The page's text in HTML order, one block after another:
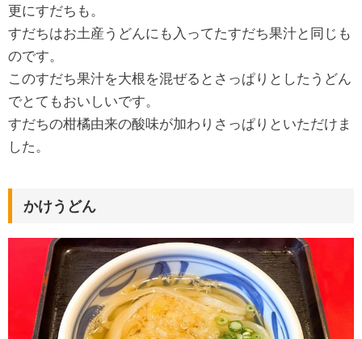
更にすだちも。
すだちはお土産うどんにも入ってたすだち果汁と同じも
のです。
このすだち果汁を大根を混ぜるとさっぱりとしたうどん
でとてもおいしいです。
すだちの柑橘由来の酸味が加わりさっぱりといただけま
した。
かけうどん